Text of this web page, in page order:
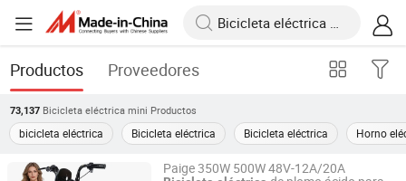
Productos Proveedores
73,137 Bicicleta eléctrica mini Productos
bicicleta eléctrica Bicicleta eléctrica Bicicleta eléctrica Horno
Paige 350W 500W 48V-12A/20A